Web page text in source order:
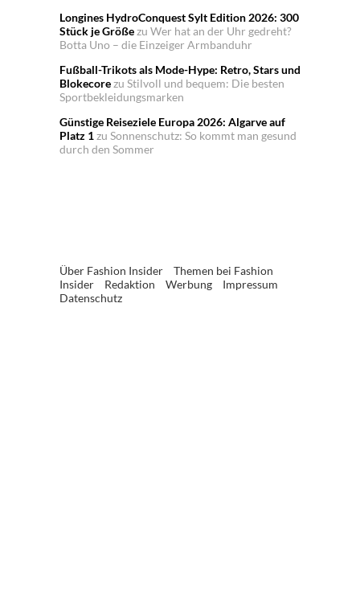
Longines HydroConquest Sylt Edition 2026: 300
Stück je Größezu Wer hat an der Uhr gedreht?
Botta Uno – die Einzeiger Armbanduhr
Fußball-Trikots als Mode-Hype: Retro, Stars und
Blokecorezu Stilvoll und bequem: Die besten
Sportbekleidungsmarken
Günstige Reiseziele Europa 2026: Algarve auf
Platz 1zu Sonnenschutz: So kommt man gesund
durch den Sommer
Über Fashion Insider
Themen bei Fashion
Insider
Redaktion Werbung
Impressum
Datenschutz